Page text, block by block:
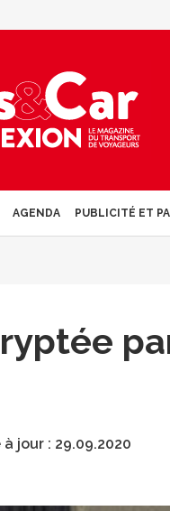
AGENDA PUBLICITÉ ET
à jour : 29.09.2020